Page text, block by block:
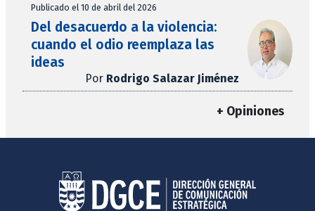
Publicado el 10 de abril del 2026
Del desacuerdo a la violencia:
cuando el odio reemplaza las
ideas
Por Rodrigo Salazar Jiménez
+ Opiniones